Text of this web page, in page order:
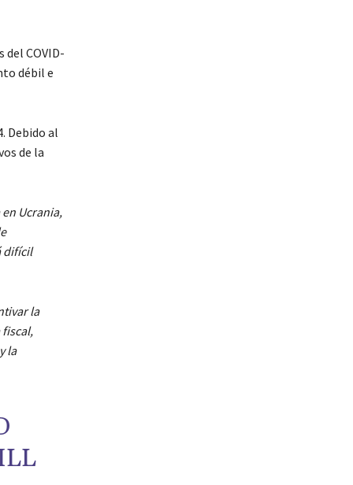
COVID-
débil e
Debido al
de la
Ucrania,
difícil
la
la